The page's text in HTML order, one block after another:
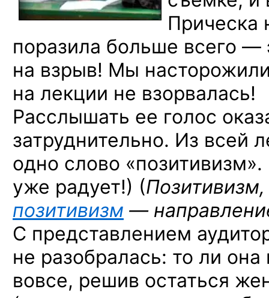
Прическа
поразила больше всего —
на взрыв! Мы
на лекции не взорвалась!
Расслышать ее голос
затруднительно. Из всей
одно слово «позитивизм».
уже радует!) (
позитивизм —
С представлением
не разобралась: то ли
вовсе, решив остаться